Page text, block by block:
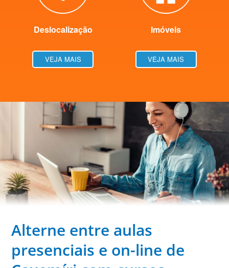
Deslocalização
VEJA MAIS
Imóveis
VEJA MAIS
Alterne entre aulas
presenciais e on-line de